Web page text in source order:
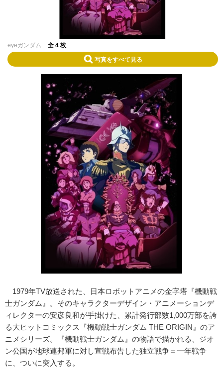
eyeガンダム 全 4 枚
写真をすべて見る
1979年TV放送された、日本ロボットアニメの金字塔『機動戦
士ガンダム』。そのキャラクターデザイン・アニメーションデ
ィレクターの安彦良和が手掛けた、累計発行部数1,000万部を誇
る大ヒットコミックス『機動戦士ガンダム THE ORIGIN』のア
ニメシリーズ。『機動戦士ガンダム』の物語で描かれる、ジオ
ン公国が地球連邦軍に対し宣戦布告した独立戦争＝一年戦争
に、ついに突入する。